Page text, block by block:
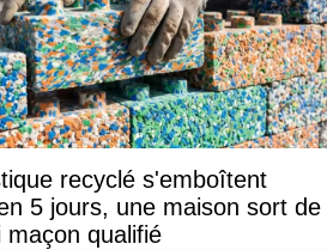
recyclé s'emboîtent
5 jours, une maison sort de
qualifié